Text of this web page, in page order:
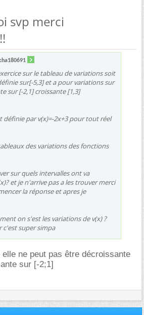
svp merci
sur le tableau de variations soit
sur[-5,3] et a pour variations sur
sur [-2,1] croissante [1,3]
définie par v(x)=-2x+3 pour tout réel
des variations des fonctions
sur quels intervalles ont va
et je n'arrive pas a les trouver merci
la réponse et apres je
on s'est les variations de v(x) ?
c'est super simpa
ne peut pas être décroissante
sur [-2;1]